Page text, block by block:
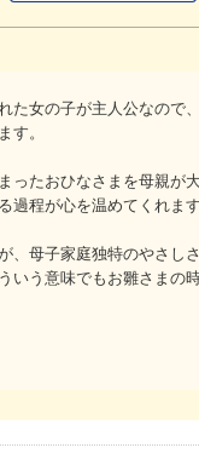
た女の子が主人公なので
す。
ったおひなさまを母親が
過程が心を温めてくれます
、母子家庭独特のやさし
いう意味でもお雛さま